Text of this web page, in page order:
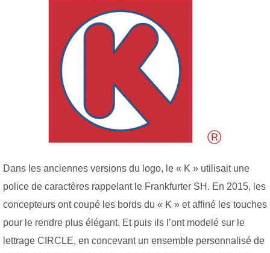
Dans les anciennes versions du logo, le « K » utilisait une
police de caractères rappelant le Frankfurter SH. En 2015, les
concepteurs ont coupé les bords du « K » et affiné les touches
pour le rendre plus élégant. Et puis ils l’ont modelé sur le
lettrage CIRCLE, en concevant un ensemble personnalisé de